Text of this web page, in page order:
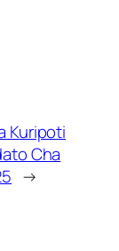
Kuripoti
Cha
→